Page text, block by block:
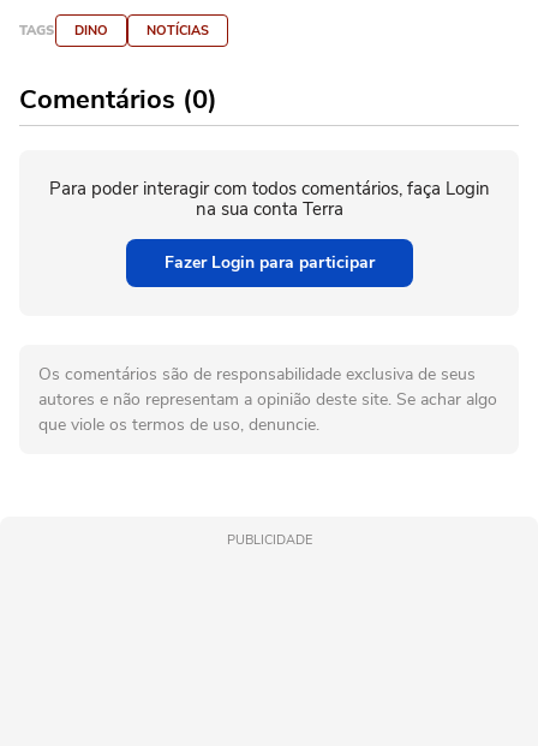
TAGS DINO NOTÍCIAS
Comentários (0)
Para poder interagir com todos comentários, faça Login
na sua conta Terra
Fazer Login para participar
Os comentários são de responsabilidade exclusiva de seus
autores e não representam a opinião deste site. Se achar algo
que viole os termos de uso, denuncie.
PUBLICIDADE